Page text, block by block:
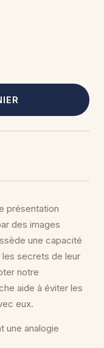
présentation
des images
une capacité
secrets de leur
notre
aide à éviter les
eux.
une analogie